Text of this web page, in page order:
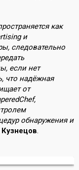
как
и
следовательно
если нет
что надёжная
от
обнаружения и
.